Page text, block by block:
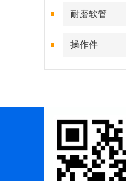
耐磨软管
操作件